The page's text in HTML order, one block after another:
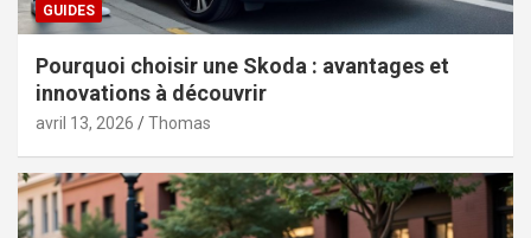
GUIDES
Pourquoi choisir une Skoda : avantages et
innovations à découvrir
avril 13, 2026 Thomas